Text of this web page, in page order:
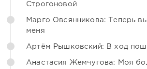
Строгоновой
Марго Овсянникова: Теперь
меня
Артём Рышковский: В ход
Анастасия Жемчугова: Моя